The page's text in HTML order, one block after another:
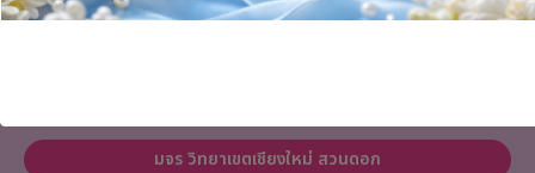
263 หมู่ 4 ตำบลป่าเมี่ยง อำเภอดอยสะเก็ดเชียงใหม่ จังหวัด
มจร วิทยาเขตเชียงใหม่ สวนดอก